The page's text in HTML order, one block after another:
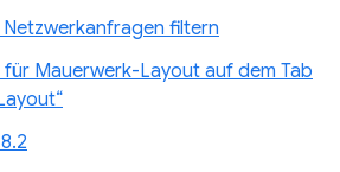
filtern
Mauerwerk-Layout auf dem Tab